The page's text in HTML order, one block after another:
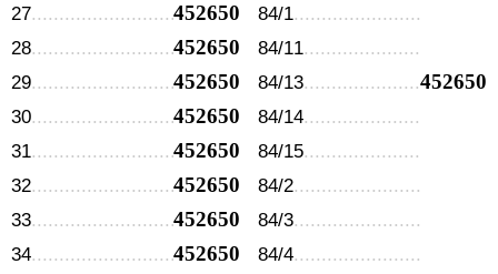
27 452650
28 452650
29 452650
30 452650
31 452650
32 452650
33 452650
34 452650
84/1
84/11
84/13
452650
84/14
84/15
84/2
84/3
84/4